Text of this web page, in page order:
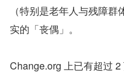
（特别是老年人与残障
实的「丧偶」。
Change.org 上已有超过